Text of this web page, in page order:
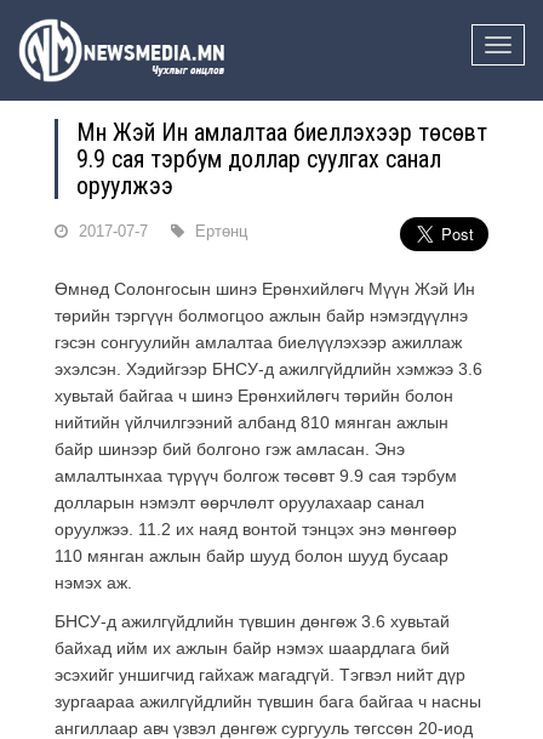
Toggle
Мүүн Жэй Ин амлалтаа биелүүлэхээр төсөвт
9.9 сая тэрбум доллар суулгах санал
оруулжээ
2017-07-7 Ертөнц
Өмнөд Солонгосын шинэ Ерөнхийлөгч Мүүн Жэй Ин
төрийн тэргүүн болмогцоо ажлын байр нэмэгдүүлнэ
гэсэн сонгуулийн амлалтаа биелүүлэхээр ажиллаж
эхэлсэн. Хэдийгээр БНСУ-д ажилгүйдлийн хэмжээ 3.6
хувьтай байгаа ч шинэ Ерөнхийлөгч төрийн болон
нийтийн үйлчилгээний албанд 810 мянган ажлын
байр шинээр бий болгоно гэж амласан. Энэ
амлалтынхаа түрүүч болгож төсөвт 9.9 сая тэрбум
долларын нэмэлт өөрчлөлт оруулахаар санал
оруулжээ. 11.2 их наяд вонтой тэнцэх энэ мөнгөөр
110 мянган ажлын байр шууд болон шууд бусаар
нэмэх аж.
БНСУ-д ажилгүйдлийн түвшин дөнгөж 3.6 хувьтай
байхад ийм их ажлын байр нэмэх шаардлага бий
эсэхийг уншигчид гайхаж магадгүй. Тэгвэл нийт дүр
зургаараа ажилгүйдлийн түвшин бага байгаа ч насны
ангиллаар авч үзвэл дөнгөж сургууль төгссөн 20-иод